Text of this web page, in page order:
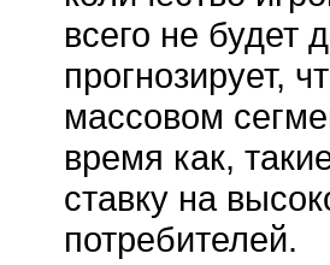
всего не будет
прогнозирует,
массовом
время как,
ставку на
потребителей.